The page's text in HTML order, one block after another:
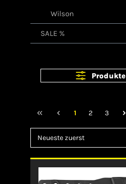
Wilson
SALE %
1 2 3